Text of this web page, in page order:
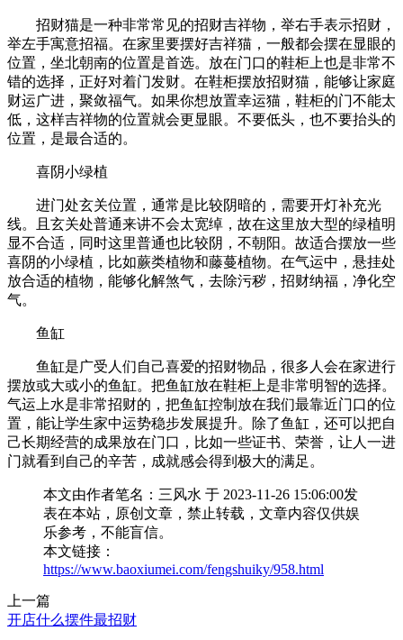
招财猫是一种非常常见的招财吉祥物，举右手表示招财，
举左手寓意招福。在家里要摆好吉祥猫，一般都会摆在显眼的
位置，坐北朝南的位置是首选。放在门口的鞋柜上也是非常不
错的选择，正好对着门发财。在鞋柜摆放招财猫，能够让家庭
财运广进，聚敛福气。如果你想放置幸运猫，鞋柜的门不能太
低，这样吉祥物的位置就会更显眼。不要低头，也不要抬头的
位置，是最合适的。
喜阴小绿植
进门处玄关位置，通常是比较阴暗的，需要开灯补充光
线。且玄关处普通来讲不会太宽绰，故在这里放大型的绿植明
显不合适，同时这里普通也比较阴，不朝阳。故适合摆放一些
喜阴的小绿植，比如蕨类植物和藤蔓植物。在气运中，悬挂处
放合适的植物，能够化解煞气，去除污秽，招财纳福，净化空
气。
鱼缸
鱼缸是广受人们自己喜爱的招财物品，很多人会在家进行
摆放或大或小的鱼缸。把鱼缸放在鞋柜上是非常明智的选择。
气运上水是非常招财的，把鱼缸控制放在我们最靠近门口的位
置，能让学生家中运势稳步发展提升。除了鱼缸，还可以把自
己长期经营的成果放在门口，比如一些证书、荣誉，让人一进
门就看到自己的辛苦，成就感会得到极大的满足。
本文由作者笔名：三风水 于 2023-11-26 15:06:00发
表在本站，原创文章，禁止转载，文章内容仅供娱
乐参考，不能盲信。
本文链接：
https://www.baoxiumei.com/fengshuiky/958.html
上一篇
开店什么摆件最招财